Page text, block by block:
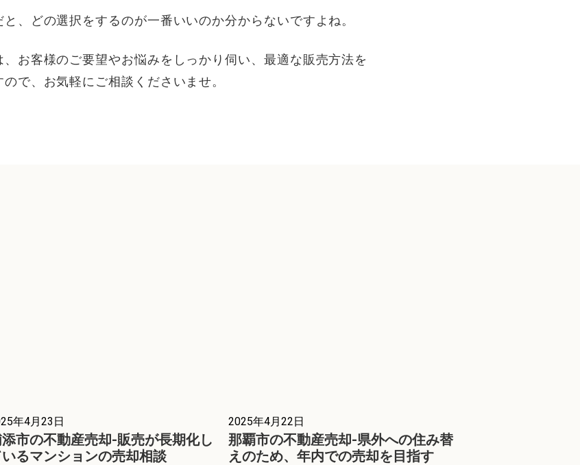
、どの選択をするのが一番いいのか分からないですよね。
お客様のご要望やお悩みをしっかり伺い、最適な販売方法を
で、お気軽にご相談くださいませ。
年4月23日
市の不動産売却-販売が長期化し
るマンションの売却相談
2025年4月22日
那覇市の不動産売却-県外への住み替
えのため、年内での売却を目指す